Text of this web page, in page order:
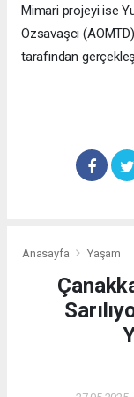
Mimari projeyi ise
Özsavaşcı
tarafından
Anasayfa Yaşam